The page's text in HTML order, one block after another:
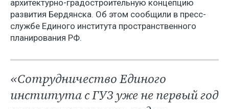
архитектурно-градостроительную концепцию
развития Бердянска. Об этом сообщили в пресс-
службе Единого института пространственного
планирования РФ.
«Сотрудничество Единого
института с ГУЗ уже не первый год